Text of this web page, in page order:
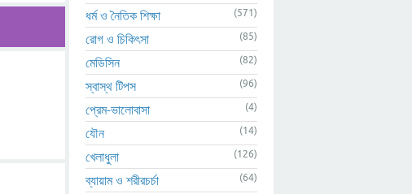
ধর্ম ও নৈতিক শিক্ষা (571)
রোগ ও চিকিৎসা (85)
মেডিসিন (82)
স্বাস্থ টিপস (96)
প্রেম-ভালোবাসা (4)
যৌন (14)
খেলাধুলা (126)
ব্যায়াম ও শরীরচর্চা (64)